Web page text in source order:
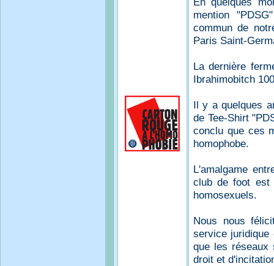
mention
commun de
Paris Saint-
La dernière
Ibrahimobitch
Il y a quelques
de Tee-Shirt
conclu que ces
homophobe.
L'amalgame
club de foot
homosexuels.
Nous nous
service juridique
que les réseaux
droit et